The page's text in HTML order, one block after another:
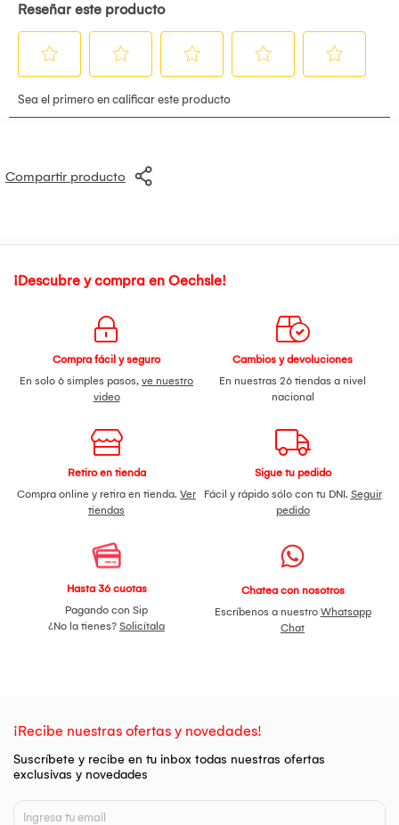
Compartir producto
¡Descubre y compra en Oechsle!
Compra fácil y seguro
En solo 6 simples pasos, ve nuestro
video
Cambios y devoluciones
En nuestras 26 tiendas a nivel
nacional
Retiro en tienda
Compra online y retira en tienda. Ver
tiendas
Sigue tu pedido
Fácil y rápido sólo con tu DNI. Seguir
pedido
Hasta 36 cuotas
Pagando con Sip
¿No la tienes? Solicítala
Chatea con nosotros
Escríbenos a nuestro Whatsapp
Chat
¡Recibe nuestras ofertas y novedades!
Suscríbete y recibe en tu inbox todas nuestras ofertas
exclusivas y novedades